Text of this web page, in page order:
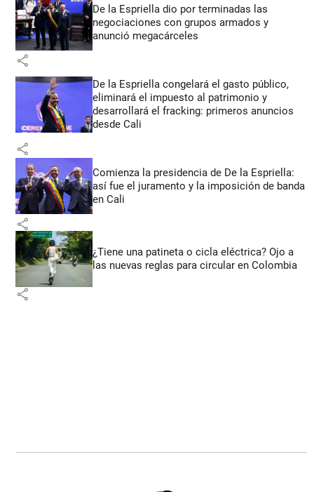
De la Espriella dio por terminadas las
negociaciones con grupos armados y
anunció megacárceles
share
De la Espriella congelará el gasto público,
eliminará el impuesto al patrimonio y
desarrollará el fracking: primeros anuncios
desde Cali
share
Comienza la presidencia de De la Espriella:
así fue el juramento y la imposición de banda
en Cali
share
¿Tiene una patineta o cicla eléctrica? Ojo a
las nuevas reglas para circular en Colombia
share